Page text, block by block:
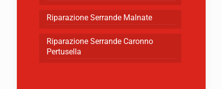
Riparazione Serrande Malnate
Riparazione Serrande Caronno
Pertusella